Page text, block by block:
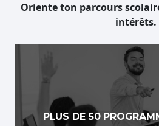
Oriente ton parcours
intérêts.
PLUS DE 50